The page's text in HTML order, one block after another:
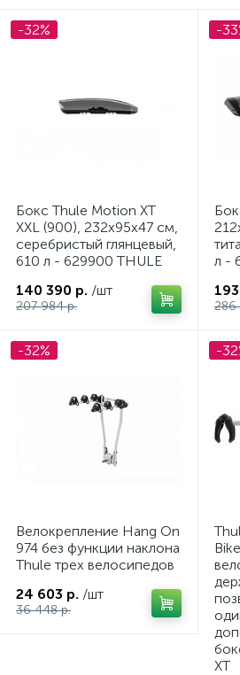
Рейлинги и поперечены на
-32%
Бокс Thule Motion XT
XXL (900), 232x95x47 см,
серебристый глянцевый,
610 л - 629900 THULE
140 390 р. /шт
207 984 р.
-
л -
286
-32%
Велокрепление Hang On
974 без функции наклона
Thule трех велосипедов
24 603 р. /шт
36 448 р.
-
XT